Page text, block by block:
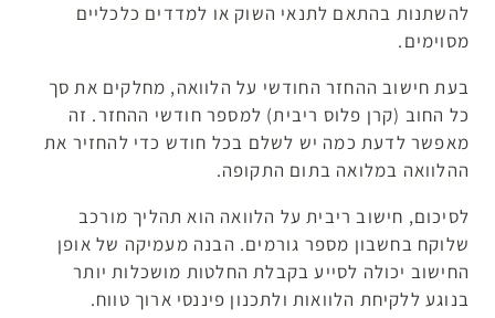
להשתנות בהתאם לתנאי השוק או למדדים כלכליים
מסוימים.
בעת חישוב ההחזר החודשי על הלוואה, מחלקים את סך
כל החוב (קרן פלוס ריבית) למספר חודשי ההחזר. זה
מאפשר לדעת כמה יש לשלם בכל חודש כדי להחזיר את
ההלוואה במלואה בתום התקופה.
לסיכום, חישוב ריבית על הלוואה הוא תהליך מורכב
שלוקח בחשבון מספר גורמים. הבנה מעמיקה של אופן
החישוב יכולה לסייע בקבלת החלטות מושכלות יותר
בנוגע ללקיחת הלוואות ולתכנון פיננסי ארוך טווח.